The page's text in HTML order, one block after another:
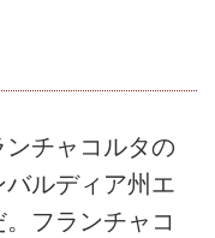
チャコルタの
ルディア州エ
フランチャコ